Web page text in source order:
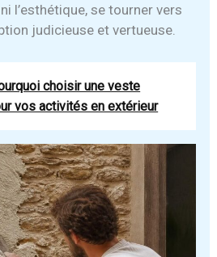
l’esthétique, se tourner vers
judicieuse et vertueuse.
choisir une veste
vos activités en extérieur